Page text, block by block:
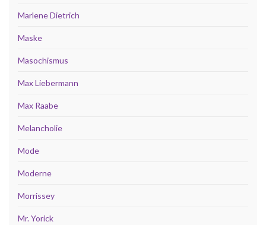
Marlene Dietrich
Maske
Masochismus
Max Liebermann
Max Raabe
Melancholie
Mode
Moderne
Morrissey
Mr. Yorick